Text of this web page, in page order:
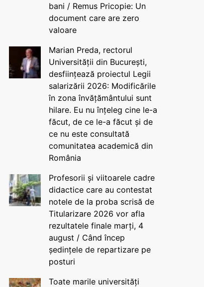
bani / Remus Pricopie: Un
document care are zero
valoare
Marian Preda, rectorul
Universității din București,
desființează proiectul Legii
salarizării 2026: Modificările
în zona învățământului sunt
hilare. Eu nu înțeleg cine le-a
făcut, de ce le-a făcut și de
ce nu este consultată
comunitatea academică din
România
Profesorii și viitoarele cadre
didactice care au contestat
notele de la proba scrisă de
Titularizare 2026 vor afla
rezultatele finale marți, 4
august / Când încep
ședințele de repartizare pe
posturi
Toate marile universități